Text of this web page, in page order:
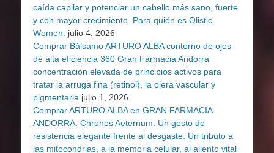
caída capilar y potenciar un cabello más sano, fuerte
y con mayor crecimiento. Para quién es Olistic
Women: julio 4, 2026
Comprar Bálsamo ARTURO ALBA contorno de ojos
de alta eficiencia 360 Gran Farmacia Andorra
concentración elevada de principios activos para
tratar la arruga fina (retinol), la ojera vascular y
pigmentaria julio 1, 2026
Comprar ARTURO ALBA en GRAN FARMACIA
ANDORRA. Chronos Aeternum. Un gesto de
resistencia elegante frente al desgaste. Un tributo a
las mitocondrias, a la memoria celular, al aliento vital